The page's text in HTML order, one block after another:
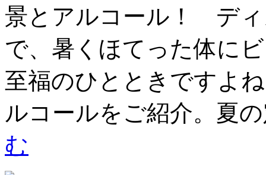
景とアルコール！ ディ
で、暑くほてった体に
至福のひとときですよ
ルコールをご紹介。夏
む